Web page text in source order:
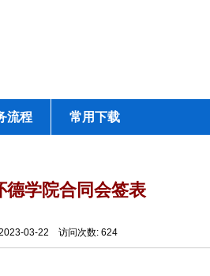
流程 常用下载
德学院合同会签表
03-22 访问次数: 624